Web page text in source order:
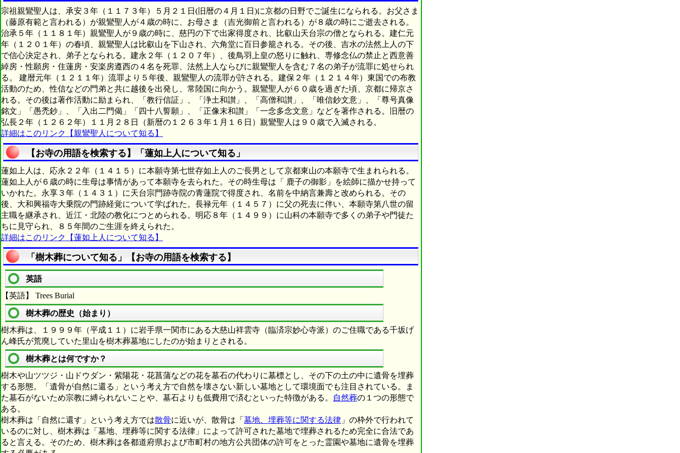
宗祖親鸞聖人は、承安３年（１１７３年）５月２１日(旧暦の４月１日)に京都の日野でご誕生になられる。お父さま
（藤原有範と言われる）が親鸞聖人が４歳の時に、お母さま（吉光御前と言われる）が８歳の時にご逝去される。
治承５年（１１８１年）親鸞聖人が９歳の時に、慈円の下で出家得度され、比叡山天台宗の僧となられる。建仁元
年（１２０１年）の春頃、親鸞聖人は比叡山を下山され、六角堂に百日参籠される。その後、吉水の法然上人の下
で信心決定され、弟子となられる。建永２年（１２０７年）、後鳥羽上皇の怒りに触れ、専修念仏の禁止と西意善
綽房・性願房・住蓮房・安楽房遵西の４名を死罪、法然上人ならびに親鸞聖人を含む７名の弟子が流罪に処せられ
る。 建暦元年（１２１１年）流罪より５年後、親鸞聖人の流罪が許される。建保２年（１２１４年）東国での布教
活動のため、性信などの門弟と共に越後を出発し、常陸国に向かう。親鸞聖人が６０歳を過ぎた頃、京都に帰京さ
れる。その後は著作活動に励まられ、「教行信証」、「浄土和讃」、「高僧和讃」、「唯信鈔文意」、「尊号真像
銘文」「愚禿鈔」、「入出二門偈」「四十八誓願」、「正像末和讃」「一念多念文意」などを著作される。旧暦の
弘長２年（１２６２年）１１月２８日（新暦の１２６３年１月１６日）親鸞聖人は９０歳で入滅される。
詳細はこのリンク【親鸞聖人について知る】
【お寺の用語を検索する】「蓮如上人について知る」
蓮如上人は、応永２２年（１４１５）に本願寺第七世存如上人のご長男として京都東山の本願寺で生まれられる。
蓮如上人が６歳の時に生母は事情があって本願寺を去られた。その時生母は「 鹿子の御影」を絵師に描かせ持って
いかれた。永享３年（１４３１）に天台宗門跡寺院の青蓮院で得度され、名前を中納言兼壽と改められる。その
後、大和興福寺大乗院の門跡経覚について学ばれた。長禄元年（１４５７）に父の死去に伴い、本願寺第八世の留
主職を継承され、近江・北陸の教化につとめられる。明応８年（１４９９）に山科の本願寺で多くの弟子や門徒た
ちに見守られ、８５年間のご生涯を終えられた。
詳細はこのリンク【蓮如上人について知る】
「樹木葬について知る」【お寺の用語を検索する】
英語
【英語】 Trees Burial
樹木葬の歴史（始まり）
樹木葬は、１９９９年（平成１１）に岩手県一関市にある大慈山祥雲寺（臨済宗妙心寺派）のご住職である千坂げ
ん峰氏が荒廃していた里山を樹木葬墓地にしたのが始まりとされる。
樹木葬とは何ですか？
樹木や山ツツジ・山ドウダン・紫陽花・花菖蒲などの花を墓石の代わりに墓標とし、その下の土の中に遺骨を埋葬
する形態。「遺骨が自然に還る」という考え方で自然を壊さない新しい墓地として環境面でも注目されている。ま
た墓石がないため宗教に縛られないことや、墓石よりも低費用で済むといった特徴がある。
自然葬の１つの形態で
ある。
樹木葬は「自然に還す」という考え方では散骨に近いが、散骨は「 墓地、埋葬等に関する法律 」の枠外で行われて
いるのに対し、樹木葬は「墓地、埋葬等に関する法律」によって許可された墓地で埋葬されるため完全に合法であ
ると言える。そのため、樹木葬は各都道府県および市町村の地方公共団体の許可をとった霊園や墓地に遺骨を埋葬